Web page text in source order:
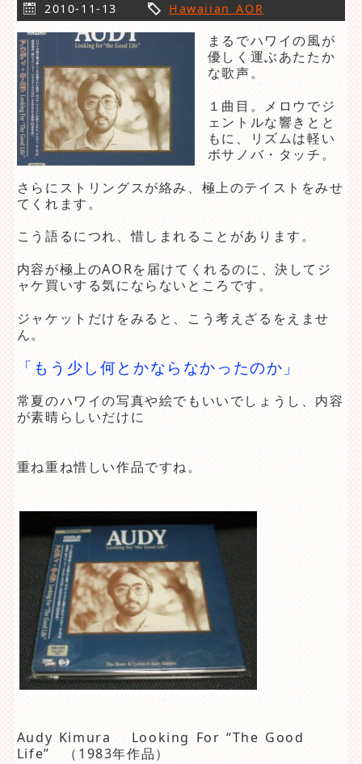
2010-11-13 Hawaiian AOR
まるでハワイの風が
優しく運ぶあたたか
な歌声。
１曲目。メロウでジ
ェントルな響きとと
もに、リズムは軽い
ボサノバ・タッチ。
さらにストリングスが絡み、極上のテイストをみせ
てくれます。
こう語るにつれ、惜しまれることがあります。
内容が極上のAORを届けてくれるのに、決してジ
ャケ買いする気にならないところです。
ジャケットだけをみると、こう考えざるをえませ
ん。
「もう少し何とかならなかったのか」
常夏のハワイの写真や絵でもいいでしょうし、内容
が素晴らしいだけに
重ね重ね惜しい作品ですね。
Audy Kimura Looking For “The Good
Life” （1983年作品）